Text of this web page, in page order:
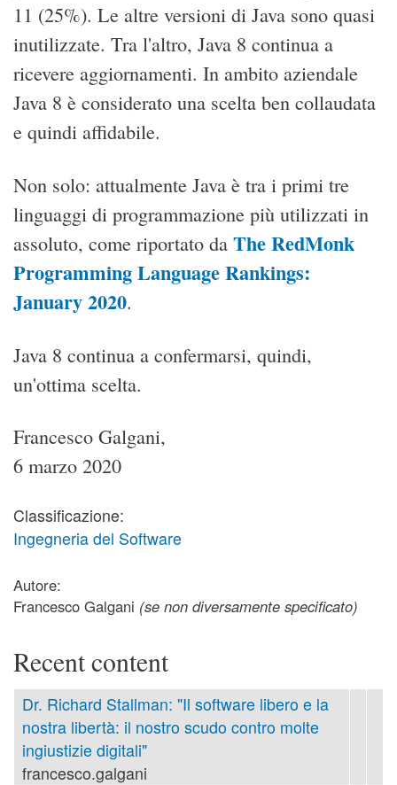
11 (25%). Le altre versioni di Java sono quasi
inutilizzate. Tra l'altro, Java 8 continua a
ricevere aggiornamenti. In ambito aziendale
Java 8 è considerato una scelta ben collaudata
e quindi affidabile.
Non solo: attualmente Java è tra i primi tre
linguaggi di programmazione più utilizzati in
assoluto, come riportato da The RedMonk
Programming Language Rankings:
January 2020.
Java 8 continua a confermarsi, quindi,
un'ottima scelta.
Francesco Galgani,
6 marzo 2020
Classificazione:
Ingegneria del Software
Autore:
Francesco Galgani (se non diversamente specificato)
Recent content
Dr. Richard Stallman: "Il software libero e la
nostra libertà: il nostro scudo contro molte
ingiustizie digitali"
francesco.galgani